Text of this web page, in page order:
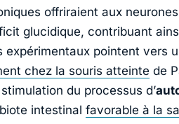
offriraient aux neurones
glucidique, contribuant
expérimentaux pointent vers
chez la souris atteinte de
du processus d’
intestinal favorable à la